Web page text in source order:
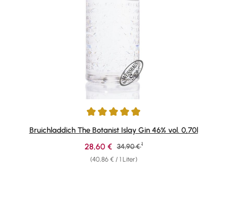
Durchschnittliche Bewertung von 4.89 von 5 Sternen
Bruichladdich The Botanist Islay Gin 46% vol. 0,70l
(40,86 € / 1 Liter)
Verkaufspreis:
28,60 € Regulärer Preis:
34,90 € 1